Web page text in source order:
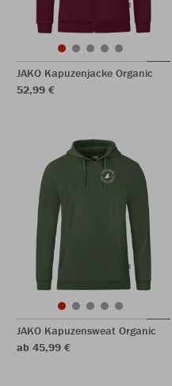
JAKO Kapuzenjacke Organic
52,99 €
JAKO Kapuzensweat Organic
ab 45,99 €